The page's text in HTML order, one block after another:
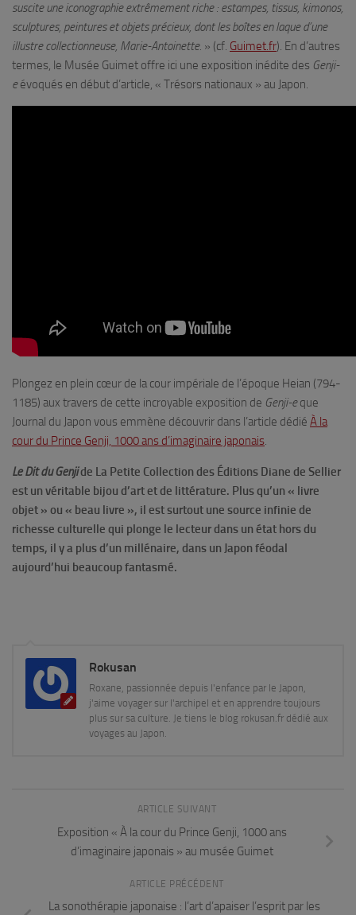
suscite une iconographie extrêmement riche : estampes, tissus, kimonos,
sculptures, peintures et objets précieux, dont les boîtes en laque d’une
illustre collectionneuse, Marie-Antoinette. » (cf. Guimet.fr). En d’autres
termes, le Musée Guimet offre ici une exposition inédite des Genji-
eévoqués en début d’article, « Trésors nationaux » au Japon.
Plongez en plein cœur de la cour impériale de l’époque Heian (794-
1185) aux travers de cette incroyable exposition de Genji-eque
Journal du Japon vous emmène découvrir dans l’article dédié À la
cour du Prince Genji, 1000 ans d’imaginaire japonais.
Le Dit du Genjide La Petite Collection des Éditions Diane de Sellier
est un véritable bijou d’art et de littérature. Plus qu’un « livre
objet » ou « beau livre », il est surtout une source infinie de
richesse culturelle qui plonge le lecteur dans un état hors du
temps, il y a plus d’un millénaire, dans un Japon féodal
aujourd’hui beaucoup fantasmé.
Rokusan
Roxane, passionnée depuis l'enfance par le Japon,
j'aime voyager sur l'archipel et en apprendre toujours
plus sur sa culture. Je tiens le blog rokusan.fr dédié aux
voyages au Japon.
ARTICLE SUIVANT
Exposition « À la cour du Prince Genji, 1000 ans
d’imaginaire japonais » au musée Guimet
ARTICLE PRÉCÉDENT
La sonothérapie japonaise : l’art d’apaiser l’esprit par les